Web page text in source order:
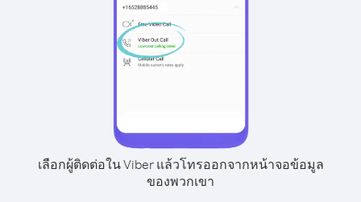
เลือกผู้ติดต่อใน Viber แล้วโทรออกจากหน้าจอข้อมูล
ของพวกเขา